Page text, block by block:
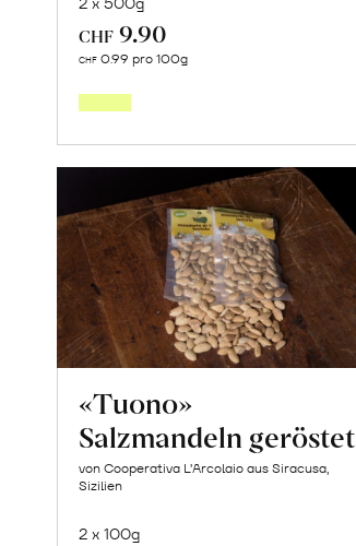
CHF 9.90
CHF 0.99 pro 100g
«Tuono»
Salzmandeln geröstet
von Cooperativa L’Arcolaio aus Siracusa,
Sizilien
2 x 100g